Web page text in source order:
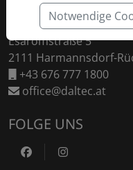
KONTAKT
Daltec GmbH
Esaromstraße 5
2111 Harmannsdorf-
+43 676 777 1800
office@daltec.at
FOLGE UNS
https://
Notwendige